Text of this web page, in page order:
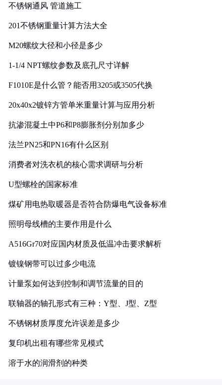
不锈钢通风 管道施工
201不锈钢重量计算方法大全
M20螺纹大径和小径是多少
1-1/4 NPT螺纹参数及底孔尺寸详解
F1010E是什么管？能否用3205或3505代换
20x40x2镀锌方管单米重量计算与应用分析
抗渗混凝土中P6和P8膨胀剂分别加多少
法兰PN25和PN16有什么区别
消费者对洗衣机的核心需求调研与分析
U型螺栓的国家标准
煤矿用电热取暖器是否符合防爆电气设备标准
照明母线槽的主要作用是什么
A516Gr70对应国内材质及低温冲击要求解析
镀镍钢带可以过多少电流
计量泵如何达到控制和调节流量的目的
联轴器的轴孔形式有三种：Y型、J型、Z型
不锈钢材质厚度允许误差是多少
复印机出租有哪些常见模式
溶于水的润滑剂的种类